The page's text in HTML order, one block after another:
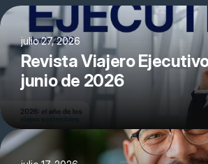
julio 27, 2026
Revista Viajero
junio de 2026